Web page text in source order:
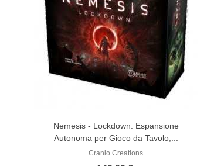
Nemesis - Lockdown: Espansione
Autonoma per Gioco da Tavolo,...
Cranio Creations